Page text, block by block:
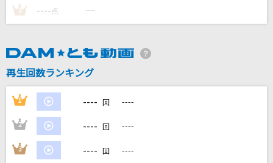
back number
藤崎詩乃
ブリキノダンス
日向電工
一方通行、恋の罠
超ときめき宣伝部(ときめき宣伝部)
3 ---- 点 ----
再生回数ランキング
1 ---- 回 ----
2 ---- 回 ----
3 ---- 回 ----